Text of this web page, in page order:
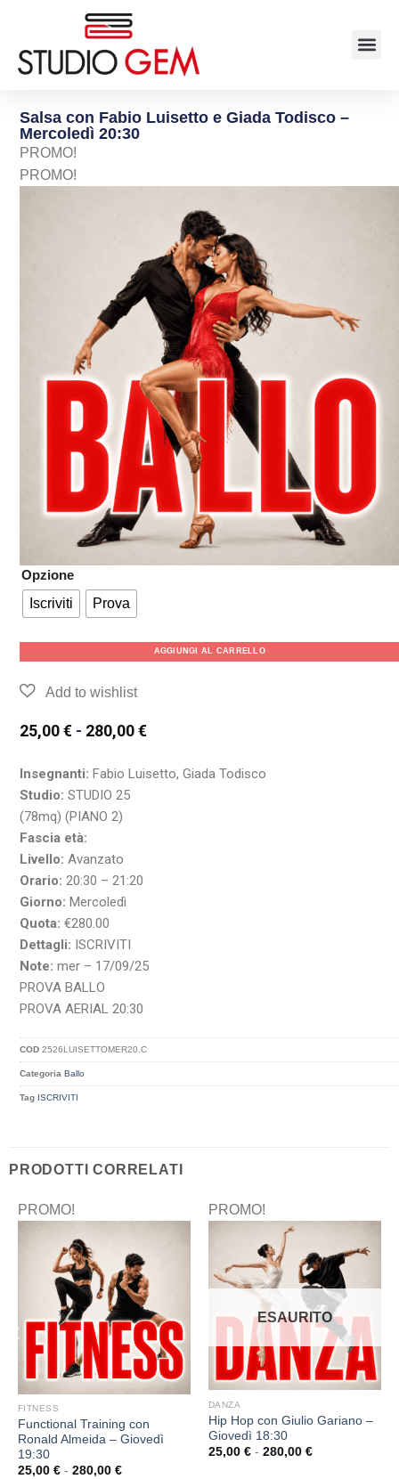
Salsa con Fabio Luisetto e Giada Todisco –
Mercoledì 20:30
PROMO!
PROMO!
Opzione
Iscriviti
Prova
AGGIUNGI AL CARRELLO
25,00€ - 280,00€
Insegnanti: Fabio Luisetto, Giada Todisco
Studio: STUDIO 25
(78mq) (PIANO 2)
Fascia età:
Livello: Avanzato
Orario: 20:30 – 21:20
Giorno: Mercoledì
Quota: €280.00
Dettagli: ISCRIVITI
Note: mer – 17/09/25
PROVA BALLO
PROVA AERIAL 20:30
COD2526LUISETTOMER20.C
Categoria Ballo
Tag ISCRIVITI
PRODOTTI CORRELATI
PROMO!
FITNESS
Functional Training con
Ronald Almeida – Giovedì
19:30
25,00 € - 280,00 €
PROMO!
ESAURITO
DANZA
Hip Hop con Giulio Gariano –
Giovedì 18:30
25,00 € - 280,00 €